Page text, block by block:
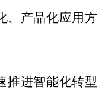
、产品化应用方
推进智能化转型